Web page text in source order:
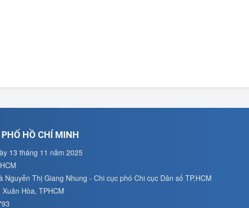
HỒ CHÍ MINH
13 tháng 11 năm 2025
Thị Giang Nhung - Chi cục phó Chi cục Dân số TP.HCM
Hòa, TPHCM